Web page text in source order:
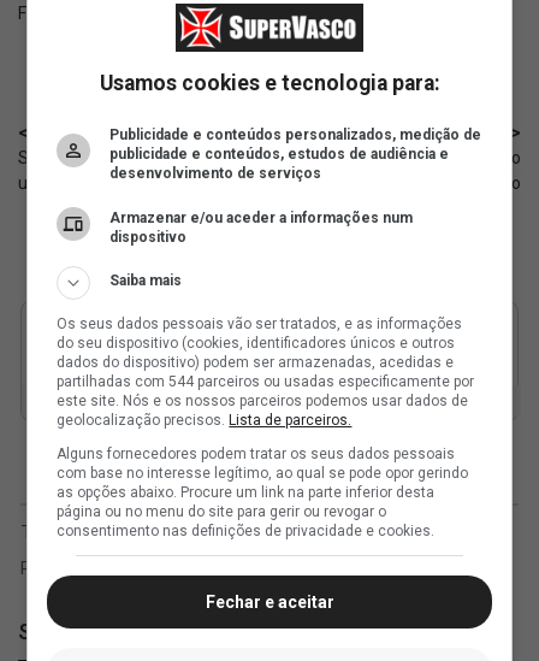
Fonte:
< Anterior
Sub-20: Vasco jogará com o
uniforme I contra o Santos
Próximo >
Saldivia bate no peito e aceita o
erro contra o Audax Italiano
SuperVasco
Usamos cookies e tecnologia para:
Publicidade e conteúdos personalizados, medição de
publicidade e conteúdos, estudos de audiência e
desenvolvimento de serviços
Armazenar e/ou aceder a informações num
dispositivo
Saiba mais
Os seus dados pessoais vão ser tratados, e as informações
do seu dispositivo (cookies, identificadores únicos e outros
dados do dispositivo) podem ser armazenadas, acedidas e
partilhadas com 544 parceiros ou usadas especificamente por
este site. Nós e os nossos parceiros podemos usar dados de
geolocalização precisos.Lista de parceiros.
Alguns fornecedores podem tratar os seus dados pessoais
com base no interesse legítimo, ao qual se pode opor gerindo
as opções abaixo. Procure um link na parte inferior desta
página ou no menu do site para gerir ou revogar o
consentimento nas definições de privacidade e cookies.
Fechar e aceitar